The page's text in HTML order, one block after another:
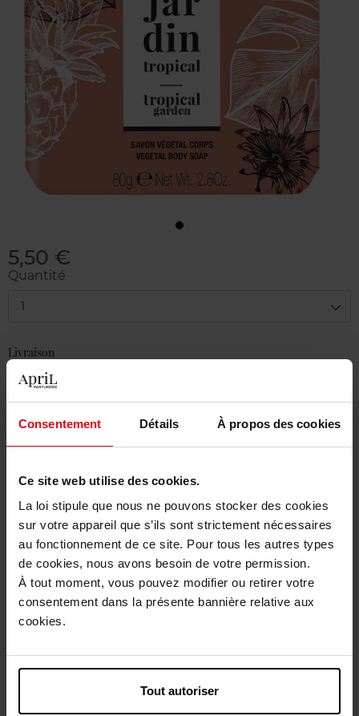
Consentement Détails À propos des cookies
Ce site web utilise des cookies.
La loi stipule que nous ne pouvons stocker des cookies
sur votre appareil que s’ils sont strictement nécessaires
au fonctionnement de ce site. Pour tous les autres types
de cookies, nous avons besoin de votre permission.
À tout moment, vous pouvez modifier ou retirer votre
consentement dans la présente bannière relative aux
cookies.
Tout autoriser
5,50 €
Quantité
1
Livraison
En stock
Ajouter au panier
Livraison gratuite à partir de 50€
Retour gratuit dans votre magasin
Description
Caractéristiques